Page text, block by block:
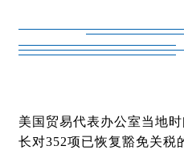
美国贸易代表办公室当地时
长对352项已恢复豁免关税